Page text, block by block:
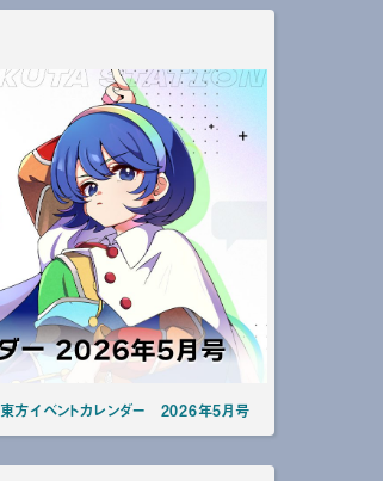
東方イベントカレンダー 2026年5月号